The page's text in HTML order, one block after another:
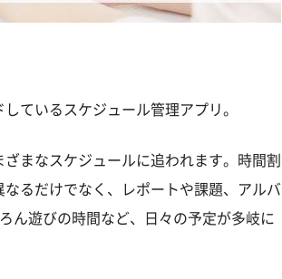
ているスケジュール管理アプリ。
まなスケジュールに追われます。時間割
るだけでなく、レポートや課題、アルバ
ん遊びの時間など、日々の予定が多岐に